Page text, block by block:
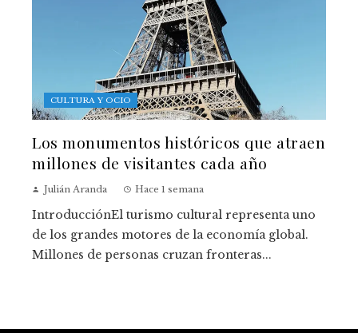
CULTURA Y OCIO
Los monumentos históricos que atraen
millones de visitantes cada año
Julián Aranda Hace 1 semana
IntroducciónEl turismo cultural representa uno
de los grandes motores de la economía global.
Millones de personas cruzan fronteras...